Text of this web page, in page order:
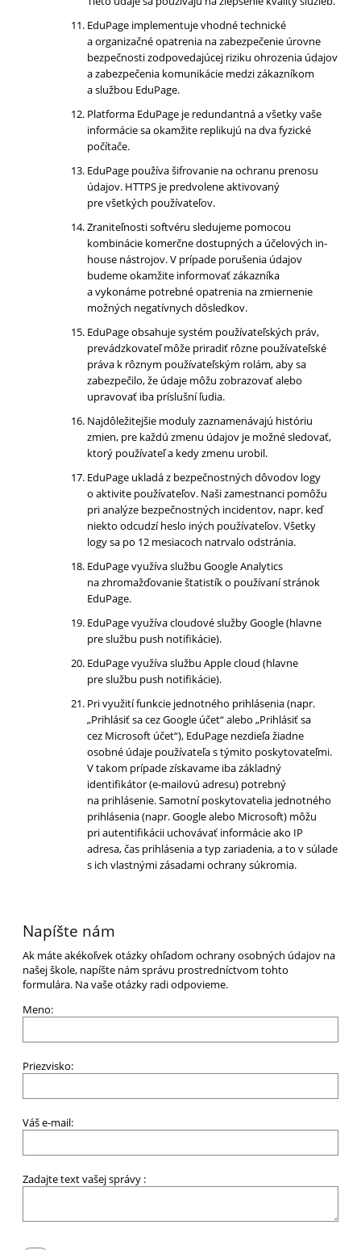
EduPage implementuje vhodné technické
a organizačné opatrenia na zabezpečenie úrovne
bezpečnosti zodpovedajúcej riziku ohrozenia údajov
a zabezpečenia komunikácie medzi zákazníkom
a službou EduPage.
Platforma EduPage je redundantná a všetky vaše
informácie sa okamžite replikujú na dva fyzické
počítače.
EduPage používa šifrovanie na ochranu prenosu
údajov. HTTPS je predvolene aktivovaný
pre všetkých používateľov.
Zraniteľnosti softvéru sledujeme pomocou
kombinácie komerčne dostupných a účelových in-
house nástrojov. V prípade porušenia údajov
budeme okamžite informovať zákazníka
a vykonáme potrebné opatrenia na zmiernenie
možných negatívnych dôsledkov.
EduPage obsahuje systém používateľských práv,
prevádzkovateľ môže priradiť rôzne používateľské
práva k rôznym používateľským rolám, aby sa
zabezpečilo, že údaje môžu zobrazovať alebo
upravovať iba príslušní ľudia.
Najdôležitejšie moduly zaznamenávajú históriu
zmien, pre každú zmenu údajov je možné sledovať,
ktorý používateľ a kedy zmenu urobil.
EduPage ukladá z bezpečnostných dôvodov logy
o aktivite používateľov. Naši zamestnanci pomôžu
pri analýze bezpečnostných incidentov, napr. keď
niekto odcudzí heslo iných používateľov. Všetky
logy sa po 12 mesiacoch natrvalo odstránia.
EduPage využíva službu Google Analytics
na zhromažďovanie štatistík o používaní stránok
EduPage.
EduPage využíva cloudové služby Google (hlavne
pre službu push notifikácie).
EduPage využíva službu Apple cloud (hlavne
pre službu push notifikácie).
Pri využití funkcie jednotného prihlásenia (napr.
„Prihlásiť sa cez Google účet“ alebo „Prihlásiť sa
cez Microsoft účet“), EduPage nezdieľa žiadne
osobné údaje používateľa s týmito poskytovateľmi.
V takom prípade získavame iba základný
identifikátor (e-mailovú adresu) potrebný
na prihlásenie. Samotní poskytovatelia jednotného
prihlásenia (napr. Google alebo Microsoft) môžu
pri autentifikácii uchovávať informácie ako IP
adresa, čas prihlásenia a typ zariadenia, a to v súlade
s ich vlastnými zásadami ochrany súkromia.
Napíšte nám
Ak máte akékoľvek otázky ohľadom ochrany osobných údajov na
našej škole, napíšte nám správu prostredníctvom tohto
formulára. Na vaše otázky radi odpovieme.
Meno:
Priezvisko:
Váš e-mail:
Zadajte text vašej správy :